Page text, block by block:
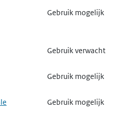
Gebruik mogelijk
Gebruik verwacht
Gebruik mogelijk
Gebruik mogelijk